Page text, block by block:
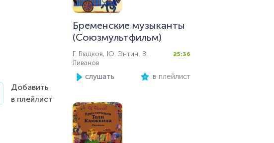
Добавить
в плейлист
Бременские музыканты
(Союзмультфильм)
Г. Гладков, Ю. Энтин, В.
Ливанов
25:36
слушать в плейлист